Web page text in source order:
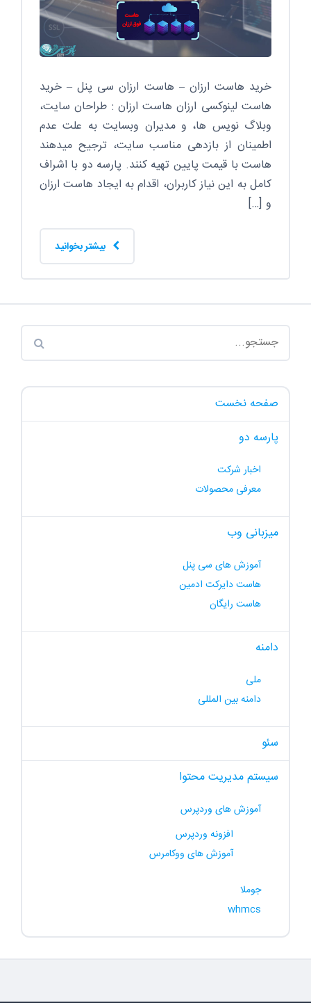
خرید هاست ارزان – هاست ارزان سی پنل – خرید
هاست لینوکسی ارزان هاست ارزان : طراحان سایت،
وبلاگ نویس ها، و مدیران وبسایت به علت عدم
اطمینان از بازدهی مناسب سایت، ترجیح میدهند
هاست با قیمت پایین تهیه کنند. پارسه دو با اشراف
کامل به این نیاز کاربران، اقدام به ایجاد هاست ارزان
و […]
صفحه نخست
پارسه دو
اخبار شرکت
معرفی محصولات
میزبانی وب
آموزش های سی پنل
هاست دایرکت ادمین
هاست رایگان
دامنه
ملی
دامنه بین المللی
سئو
سیستم مدیریت محتوا
آموزش های وردپرس
افزونه وردپرس
آموزش های ووکامرس
جوملا
whmcs